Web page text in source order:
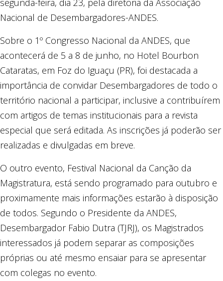
segunda-feira, dia 23, pela diretoria da Associação
Nacional de Desembargadores-ANDES.
Sobre o 1º Congresso Nacional da ANDES, que
acontecerá de 5 a 8 de junho, no Hotel Bourbon
Cataratas, em Foz do Iguaçu (PR), foi destacada a
importância de convidar Desembargadores de todo o
território nacional a participar, inclusive a contribuírem
com artigos de temas institucionais para a revista
especial que será editada. As inscrições já poderão ser
realizadas e divulgadas em breve.
O outro evento, Festival Nacional da Canção da
Magistratura, está sendo programado para outubro e
proximamente mais informações estarão à disposição
de todos. Segundo o Presidente da ANDES,
Desembargador Fabio Dutra (TJRJ), os Magistrados
interessados já podem separar as composições
próprias ou até mesmo ensaiar para se apresentar
com colegas no evento.